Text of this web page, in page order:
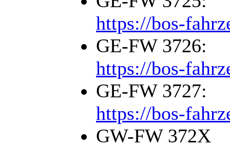
https://bos-
GE-FW 3726:
https://bos-
GE-FW 3727:
https://bos-
GW-FW 372X